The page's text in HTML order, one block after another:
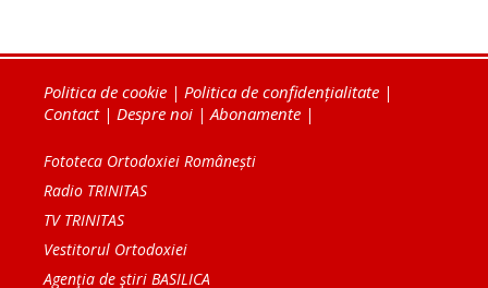
Politica de cookie | Politica de confidențialitate |
Contact| Despre noi |Abonamente |
Fototeca Ortodoxiei Românești
Radio TRINITAS
TV TRINITAS
Vestitorul Ortodoxiei
Agenţia de ştiri BASILICA